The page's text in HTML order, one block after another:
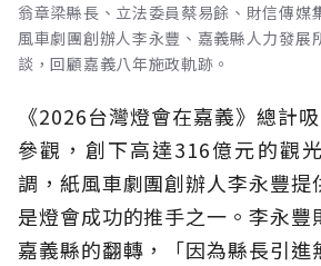
翁章梁縣長、立法委員蔡易餘、財信傳媒
風車劇團創辦人李永豐、嘉義縣人力發展
談，回顧嘉義八年施政軌跡。
《2026台灣燈會在嘉義》總計
參觀，創下高達316億元的觀
調，紙風車劇團創辦人李永豐提
是燈會成功的推手之一。李永豐
嘉義縣的翻轉，「因為縣長引進